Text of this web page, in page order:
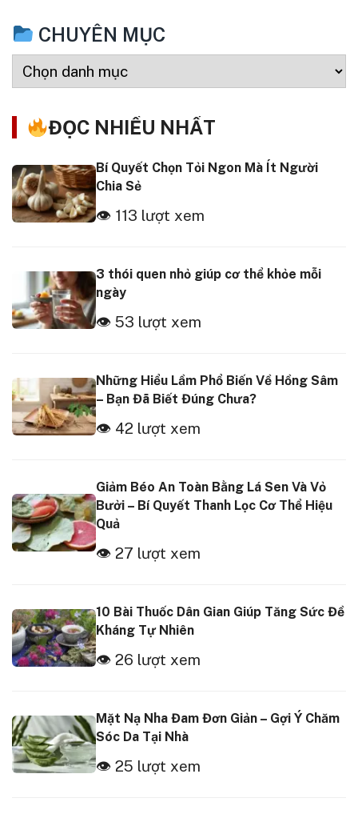
CHUYÊN MỤC
ĐỌC NHIỀU NHẤT
Bí Quyết Chọn Tỏi Ngon Mà Ít Người
Chia Sẻ
👁 113 lượt xem
3 thói quen nhỏ giúp cơ thể khỏe mỗi
ngày
👁 53 lượt xem
Những Hiểu Lầm Phổ Biến Về Hồng Sâm
– Bạn Đã Biết Đúng Chưa?
👁 42 lượt xem
Giảm Béo An Toàn Bằng Lá Sen Và Vỏ
Bưởi – Bí Quyết Thanh Lọc Cơ Thể Hiệu
Quả
👁 27 lượt xem
10 Bài Thuốc Dân Gian Giúp Tăng Sức Đề
Kháng Tự Nhiên
👁 26 lượt xem
Mặt Nạ Nha Đam Đơn Giản – Gợi Ý Chăm
Sóc Da Tại Nhà
👁 25 lượt xem